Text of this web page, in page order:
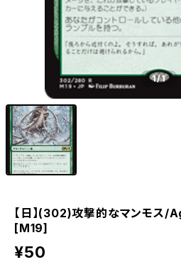
1/1
【日】(302)攻撃的なマンモ
[M19]
¥50